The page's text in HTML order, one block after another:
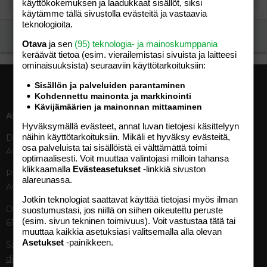
ASIAKASPALVELU
Digipalvelut (09) 156 6227
Avoinna ma–pe 8–19
Painettu lehti (09) 156 665
Avoinna ma–pe 8–19
Otavamedian vaihde (09) 156
61
Sähköposti (digi)
digi@otavamedia.fi
Tekniset tiedot, aikataulut ja
ilmoitushinnat
Tietoa verkon kävijöistä
Käyttöehdot
TUOTTEET
käyttökokemuksen ja laadukkaat sisällöt, siksi
käytämme tällä sivustolla evästeitä ja vastaavia
teknologioita.
Otavaja sen (95) teknologia- ja mainoskumppania
keräävät tietoa (esim. vierailemis­tasi sivuista ja laitteesi
ominaisuuk­sista) seuraaviin käyttötarkoituksiin:
Sisällön ja palveluiden parantaminen
Kohdennettu mainonta ja markkinointi
Kävijämäärien ja mainonnan mittaaminen
Hyväksymällä evästeet, annat luvan tietojesi käsittelyyn
näihin käyttötarkoituksiin. Mikäli et hyväksy evästeitä,
osa palveluista tai sisällöistä ei välttämättä toimi
optimaalisesti. Voit muuttaa valintojasi milloin tahansa
klikkaamalla Evästeasetukset -linkkiä sivuston
alareunassa.
Jotkin teknologiat saattavat käyttää tietojasi myös ilman
suostumustasi, jos niillä on siihen oikeutettu peruste
(esim. sivun tekninen toimivuus). Voit vastustaa tätä tai
muuttaa kaikkia asetuksiasi valitsemalla alla olevan
Asetukset -painikkeen.